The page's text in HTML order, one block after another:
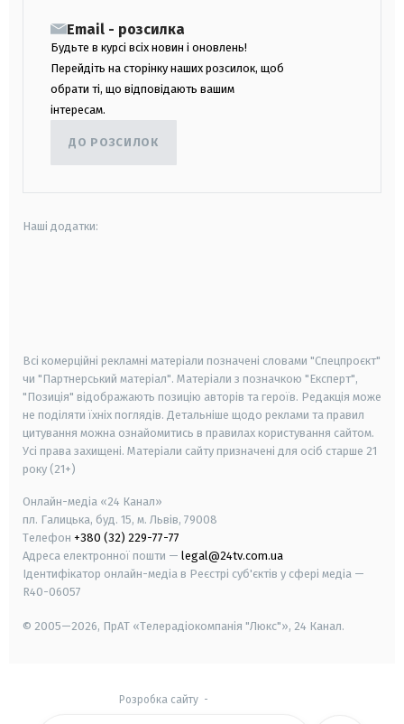
Email - розсилка
Будьте в курсі всіх новин і оновлень!
Перейдіть на сторінку наших розсилок, щоб
обрати ті, що відповідають вашим
інтересам.
ДО РОЗСИЛОК
Наші додатки:
Всі комерційні рекламні матеріали позначені словами "Спецпроєкт"
чи "Партнерський матеріал". Матеріали з позначкою "Експерт",
"Позиція" відображають позицію авторів та героїв. Редакція може
не поділяти їхніх поглядів. Детальніше щодо реклами та правил
цитування можна ознайомитись в правилах користування сайтом.
Усі права захищені. Матеріали сайту призначені для осіб старше 21
року (21+)
Онлайн-медіа «24 Канал»
пл. Галицька, буд. 15, м. Львів, 79008
Телефон +380 (32) 229-77-77
Адреса електронної пошти — legal@24tv.com.ua
Ідентифікатор онлайн-медіа в Реєстрі суб'єктів у сфері медіа —
R40-06057
© 2005—2026, ПрАТ «Телерадіокомпанія "Люкс"», 24 Канал.
Розробка сайту-